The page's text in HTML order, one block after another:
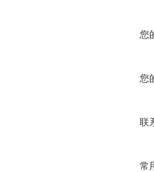
您
您
联
常